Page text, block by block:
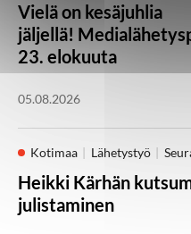
Vielä on kesäjuhlia
jäljellä!
23. elokuuta
05.08.2026
Kotimaa Lähetystyö
Heikki Kärhän
julistaminen